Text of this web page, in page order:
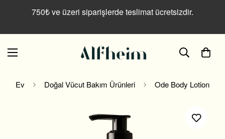
750₺ ve üzeri siparişlerde teslimat ücretsizdir.
Ev Doğal Vücut Bakım Ürünleri Ode Body Lotion